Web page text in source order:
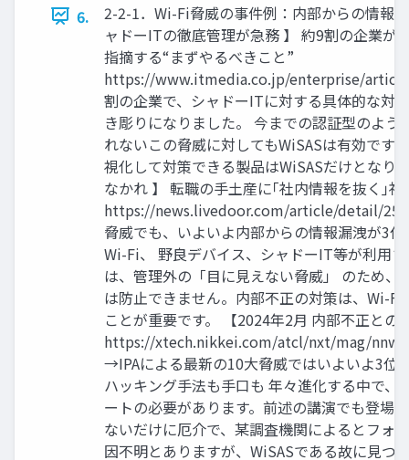
6.
2-2-1．Wi-Fi脅威の事件例：内部からの情報
ャドーITの徹底管理が急務 】 約9割の企業が
指摘する“まずやるべきこと”
https://www.itmedia.co.jp/enterprise/
割の企業で、シャドーITに対する具体的な対
き彫りになりました。 今までの認証型のよう
れないこの脅威に対してもWiSASは有効です
視化して対策できる製品はWiSASだけとなり
なかれ 】 転職の手土産に｢社内情報を抜く｣
https://news.livedoor.com/article/detail/
脅威でも、いよいよ内部からの情報漏洩が3
Wi-Fi、 野良デバイス、シャドーIT等が利用
は、管理外の「目に見えない脅威」 のため、
は防止できません。内部不正の対策は、Wi-
ことが重要です。 【2024年2月 内部不正との
https://xtech.nikkei.com/atcl/nxt/mag/nnw/
→IPAによる最新の10大脅威ではいよいよ3位
ハッキング手法も手口も 年々進化する中で、
ートの必要があります。前述の講演でも登場
ないだけに厄介で、某調査機関によるとフォ
因不明とありますが、WiSASである故に見つ